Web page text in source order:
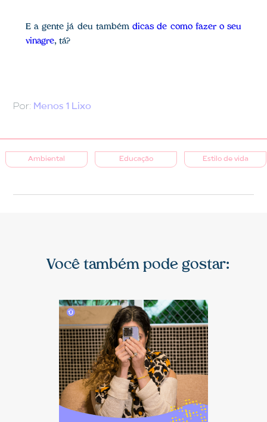
E a gente já deu tambémdicas de como fazer o seu
vinagre, tá?
Menos 1 Lixo
Por:
Ambiental Educação Estilo de vida
Você também pode gostar: